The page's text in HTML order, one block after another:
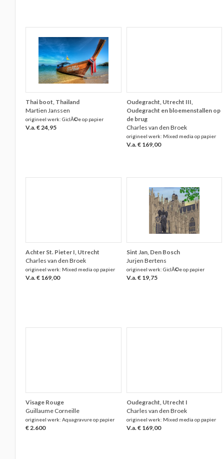
Thai boot, Thailand
Martien Janssen
origineel werk: GiclÃ©e op papier
V.a. € 24,95
Oudegracht, Utrecht III,
Oudegracht en bloemenstallen op
de brug
Charles van den Broek
origineel werk: Mixed media op papier
V.a. € 169,00
Achter St. Pieter I, Utrecht
Charles van den Broek
origineel werk: Mixed media op papier
V.a. € 169,00
Sint Jan, Den Bosch
Jurjen Bertens
origineel werk: GiclÃ©e op papier
V.a. € 19,75
Visage Rouge
Guillaume Corneille
origineel werk: Aquagravure op papier
€ 2.600
Oudegracht, Utrecht I
Charles van den Broek
origineel werk: Mixed media op papier
V.a. € 169,00